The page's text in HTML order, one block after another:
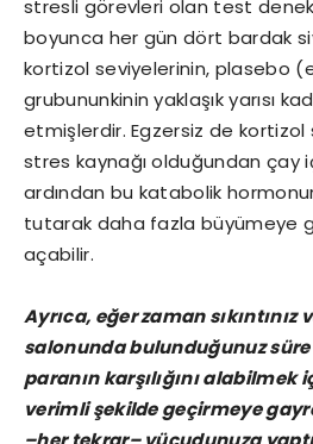
stresli görevleri olan test
boyunca her gün dört bardak
kortizol seviyelerinin, plasebo
grubununkinin yaklaşık yarısı
etmişlerdir. Egzersiz de kortizol
stres kaynağı olduğundan çay
ardından bu katabolik
tutarak daha fazla büyümeye
açabilir.
Ayrıca, eğer zaman sıkıntınız
salonunda bulunduğunuz
paranın karşılığını alabilmek
verimli şekilde geçirmeye